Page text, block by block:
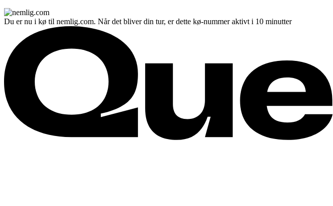
Du er nu i kø til nemlig.com. Når det bliver din tur, er dette kø-nummer aktivt i 10 minutter